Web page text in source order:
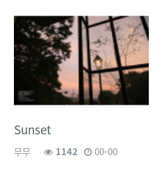
Sunset
무무 1142 00-00